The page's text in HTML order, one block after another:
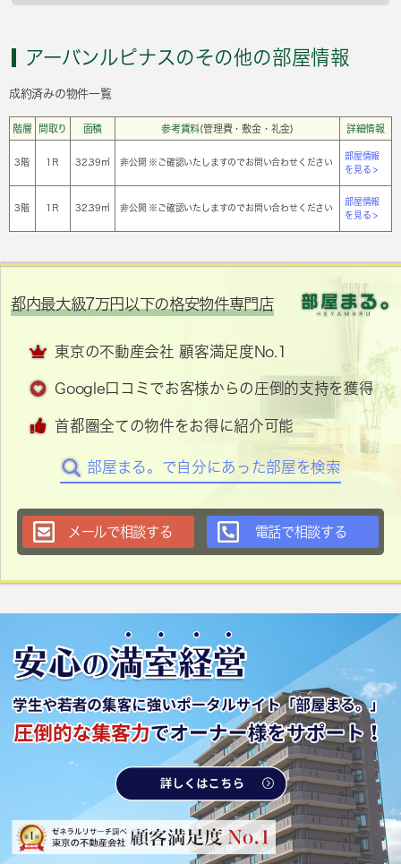
アーバンルピナスのその他の部屋情報
成約済みの物件一覧
階層 間取り 面積 参考賃料(管理費・敷金・礼金) 詳細情報
3階 1Ｒ 32.39㎡ 非公開 ※ご確認いたしますのでお問い合わせください
部屋情報
を見る >
3階 1Ｒ 32.39㎡ 非公開 ※ご確認いたしますのでお問い合わせください
部屋情報
を見る >
都内最大級7万円以下の格安物件専門店
東京の不動産会社 顧客満足度No.1
Google口コミでお客様からの圧倒的支持を獲得
首都圏全ての物件をお得に紹介可能
部屋まる。で自分にあった部屋を検索
メールで相談する 電話で相談する